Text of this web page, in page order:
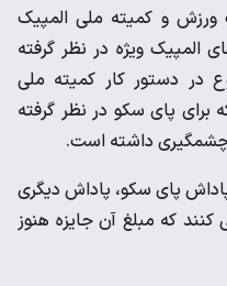
ورزش و کمیته ملی المپیک
المپیک ویژه در نظر گرفته
در دستور کار کمیته ملی
برای پای سکو در نظر گرفته
داشته است.
پاداش پای سکو، پاداش دیگری
که مبلغ آن جایزه هنوز